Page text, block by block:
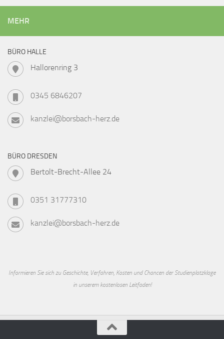
MEHR
BÜRO HALLE
Hallorenring 3
0345 6846207
kanzlei@borsbach-herz.de
BÜRO DRESDEN
Bertolt-Brecht-Allee 24
0351 31777310
kanzlei@borsbach-herz.de
Informieren Sie sich zu Geschichte, Verfahren, Kosten und Chancen der Studienplatzklage
in unserem kostenlosen Leitfaden!